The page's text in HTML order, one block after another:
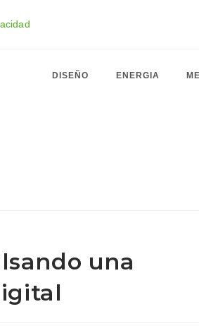
DISEÑO ENERGIA
una